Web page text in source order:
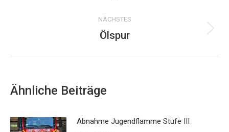
NÄCHSTES
Nächster
Ölspur
Ähnliche Beiträge
Abnahme Jugendflamme Stufe III